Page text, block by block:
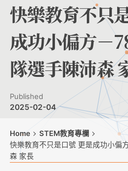
快樂教育不只
成功小偏方－
隊選手陳沛森
Published
2025-02-04
Home
STEM教育專欄
快樂教育不只是口號 更是成功小偏
森 家長